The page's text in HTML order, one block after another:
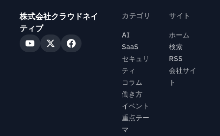
株式会社クラウドネイ
ティブ
カテゴリ
AI
SaaS
セキュリ
ティ
コラム
働き方
イベント
重点テー
マ
サイト
ホーム
検索
RSS
会社サイ
ト